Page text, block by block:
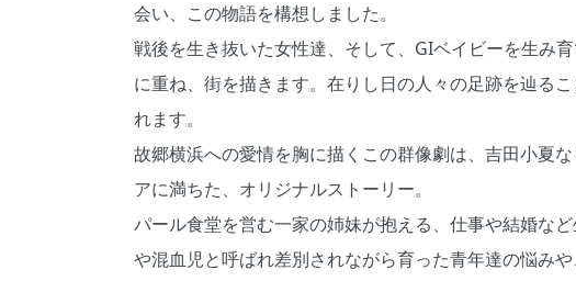
会い、この物語を構想しました。
戦後を生き抜いた女性達、そして、GIベイビーを生み
に重ね、街を描きます。在りし日の人々の足跡を辿る
れます。
故郷横浜への愛情を胸に描くこの群像劇は、吉田小夏
アに満ちた、オリジナルストーリー。
パール食堂を営む一家の姉妹が抱える、仕事や結婚な
や混血児と呼ばれ差別されながら育った青年達の悩み